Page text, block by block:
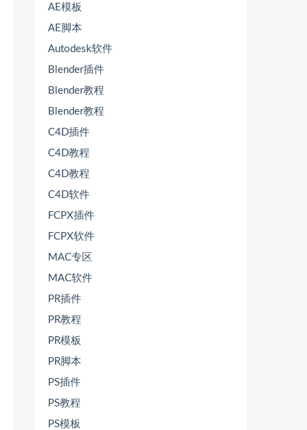
AE模板
AE脚本
Autodesk软件
Blender插件
Blender教程
Blender教程
C4D插件
C4D教程
C4D教程
C4D软件
FCPX插件
FCPX软件
MAC专区
MAC软件
PR插件
PR教程
PR模板
PR脚本
PS插件
PS教程
PS模板